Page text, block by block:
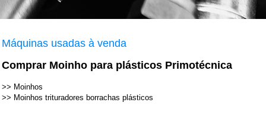
Máquinas usadas à venda
Comprar Moinho para plásticos Primotécnica
>> Moinhos
>> Moinhos trituradores borrachas plásticos